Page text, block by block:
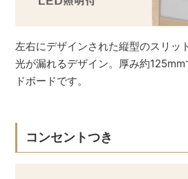
左右にデザインされた縦型のスリッ
光が漏れるデザイン。厚み約
ドボードです。
コンセントつき